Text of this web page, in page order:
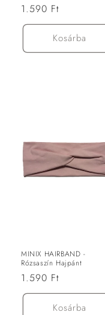
Normál
ár
1.590 Ft
Kosárba
MINIX HAIRBAND -
Rózsaszín Hajpánt
Normál
ár
1.590 Ft
Kosárba